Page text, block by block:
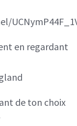
ventes,.
en regardant
de ton choix